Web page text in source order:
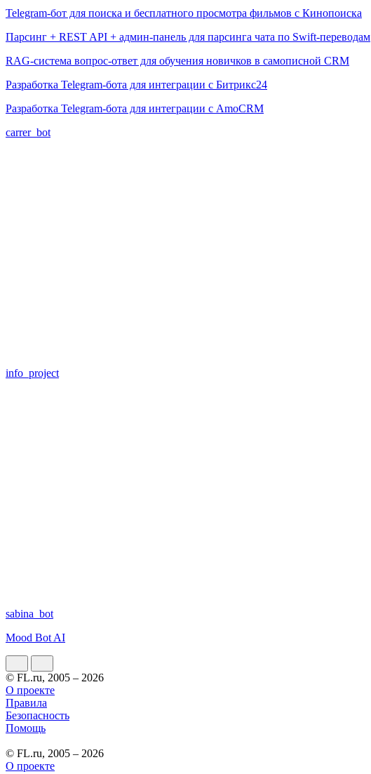
Telegram-бот для поиска и бесплатного просмотра фильмов с Кинопоиска
Парсинг + REST API + админ-панель для парсинга чата по Swift-переводам
RAG-система вопрос-ответ для обучения новичков в самописной CRM
Разработка Telegram-бота для интеграции с Битрикс24
Разработка Telegram-бота для интеграции с AmoCRM
carrer_bot
info_project
sabina_bot
Mood Bot AI
© FL.ru, 2005 – 2026
О проекте
Правила
Безопасность
Помощь
© FL.ru, 2005 – 2026
О проекте